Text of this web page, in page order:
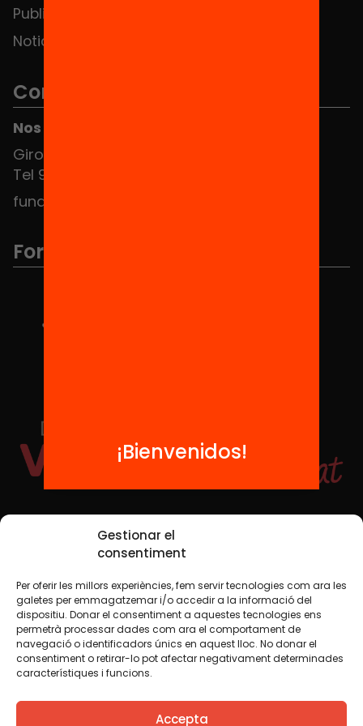
Gestionar el
consentiment
Per oferir les millors experiències, fem servir tecnologies com ara les
galetes per emmagatzemar i/o accedir a la informació del
dispositiu. Donar el consentiment a aquestes tecnologies ens
permetrà processar dades com ara el comportament de
navegació o identificadors únics en aquest lloc. No donar el
consentiment o retirar-lo pot afectar negativament determinades
característiques i funcions.
Accepta
Publicaciones y vídeos
Noticias
Contacto
Nos puedes encontrar en el HUB Social
Girona 34, interior 08010 Barcelona
Tel 934 588 700
fundacio@equitat.org
Formamos parte de...
Redes sociales
TWT YTB IG FB IN
Aviso legalPolítica de cookies
Creemos que el conocimiento debe compartirse. Por eso
utilizamos una licencia Creative Commons, salvo que en
¡Bienvenidos!